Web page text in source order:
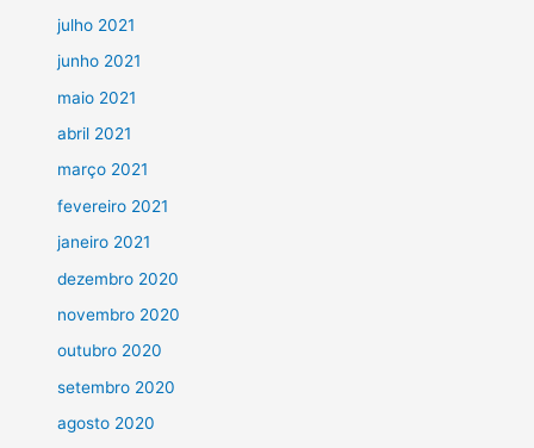
julho 2021
junho 2021
maio 2021
abril 2021
março 2021
fevereiro 2021
janeiro 2021
dezembro 2020
novembro 2020
outubro 2020
setembro 2020
agosto 2020